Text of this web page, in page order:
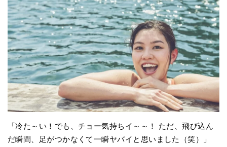
「冷た～い！でも、チョー気持ちイ～～！ ただ、飛び込ん
だ瞬間、足がつかなくて一瞬ヤバイと思いました（笑）」